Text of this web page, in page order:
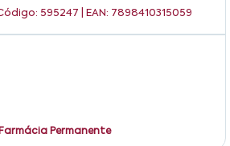
Código: 595247 | EAN: 7898410315059
Farmácia Permanente